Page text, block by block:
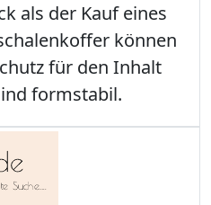
als der Kauf eines
können
für den Inhalt
formstabil.